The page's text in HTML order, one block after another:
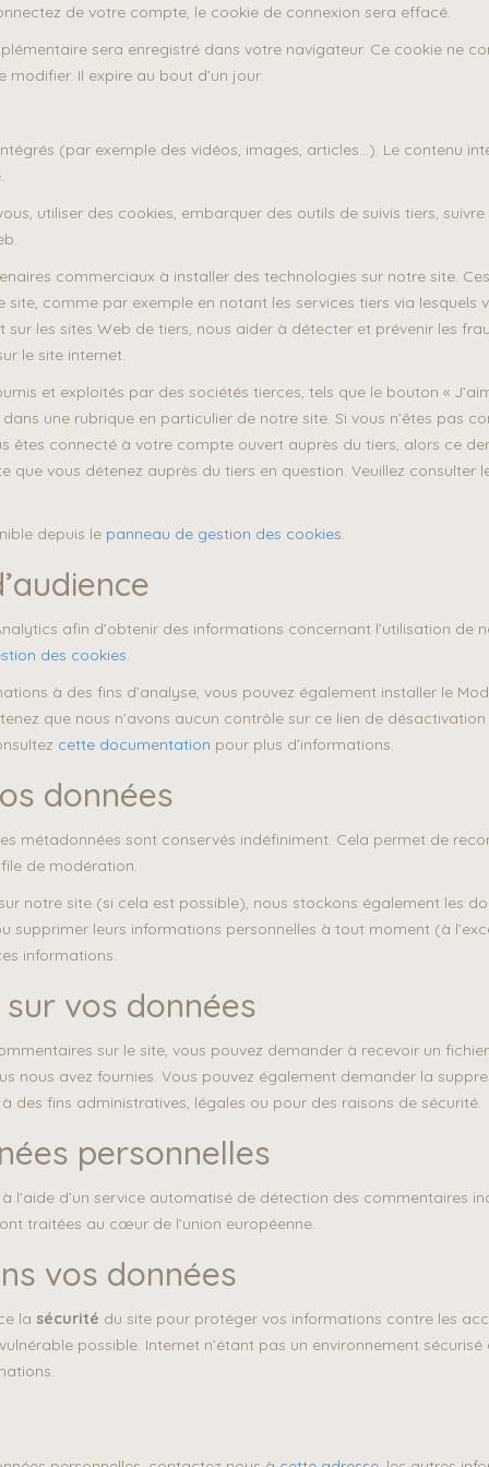
de votre compte, le cookie de connexion sera effacé.
sera enregistré dans votre navigateur. Ce cookie ne
modifier. Il expire au bout d’un jour.
(par exemple des vidéos, images, articles…). Le contenu
utiliser des cookies, embarquer des outils de suivis tiers,
commerciaux à installer des technologies sur notre site.
comme par exemple en notant les services tiers via lesquels
les sites Web de tiers, nous aider à détecter et prévenir les
le site internet.
et exploités par des sociétés tierces, tels que le bouton «
une rubrique en particulier de notre site. Si vous n’êtes pas
êtes connecté à votre compte ouvert auprès du tiers, alors ce
vous détenez auprès du tiers en question. Veuillez
depuis le panneau de gestion des cookies.
afin d’obtenir des informations concernant l’utilisation de
des cookies.
à des fins d’analyse, vous pouvez également installer le
que nous n’avons aucun contrôle sur ce lien de
cette documentation pour plus d’informations.
données
métadonnées sont conservés indéfiniment. Cela permet de
de modération.
notre site (si cela est possible), nous stockons également les
leurs informations personnelles à tout moment (à
informations.
vos données
sur le site, vous pouvez demander à recevoir un
nous avez fournies. Vous pouvez également demander la
des fins administratives, légales ou pour des raisons de sécurité.
personnelles
l’aide d’un service automatisé de détection des commentaires
traitées au cœur de l’union européenne.
vos données
la sécurité du site pour protéger vos informations contre les
possible. Internet n’étant pas un environnement